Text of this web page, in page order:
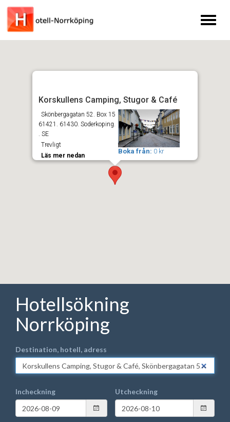
Toggle
Korskullens Camping, Stugor & Café
Skönbergagatan 52. Box 15
61421. 61430. Soderkoping.
. SE
Trevligt
Läs mer nedan
Boka från: 0 kr
Hotellsökning
Norrköping
Destination, hotell, adress
Incheckning Utcheckning